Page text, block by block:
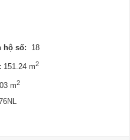
hộ số: 18
151.24 m2
m2